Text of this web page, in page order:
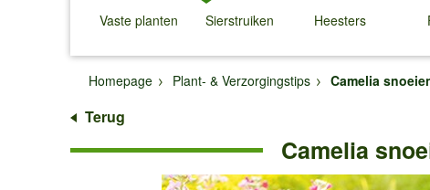
Vaste planten
↓
Sierstruiken
↓
Heesters
↓ ↓
Homepage
Plant- & Verzorgingstips Camelia
Terug
Camelia